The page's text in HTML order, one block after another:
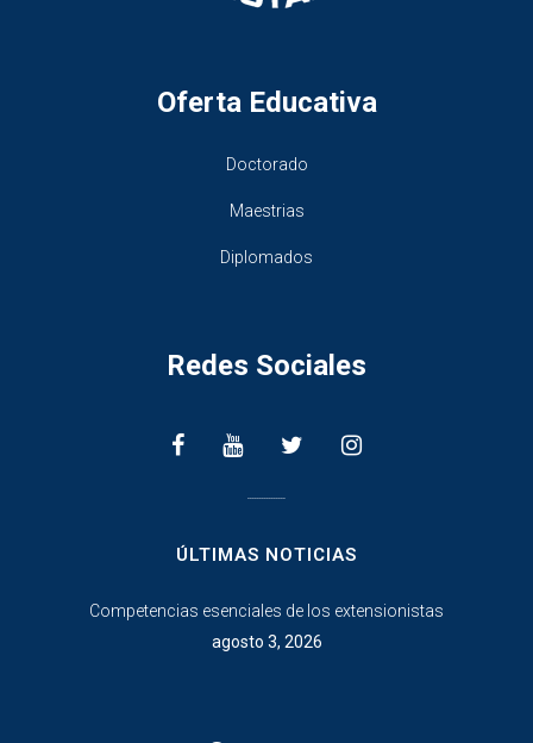
Oferta Educativa
Doctorado
Maestrias
Diplomados
Redes Sociales
ÚLTIMAS NOTICIAS
Competencias esenciales de los extensionistas
agosto 3, 2026